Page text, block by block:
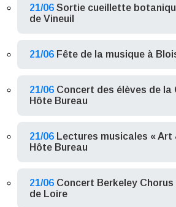
21/06 Sortie cueillette
de Vineuil
21/06 Fête de la musique à
21/06 Concert des élèves de la
Hôte Bureau
21/06 Lectures musicales « Art
Hôte Bureau
21/06 Concert Berkeley
de Loire